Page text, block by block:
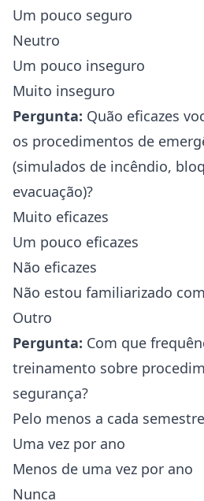
Um pouco seguro
Neutro
Um pouco inseguro
Muito inseguro
Pergunta: Quão eficazes
os procedimentos de
(simulados de incêndio,
evacuação)?
Muito eficazes
Um pouco eficazes
Não eficazes
Não estou familiarizado
Outro
Pergunta: Com que
treinamento sobre
segurança?
Pelo menos a cada semestre
Uma vez por ano
Menos de uma vez por ano
Nunca